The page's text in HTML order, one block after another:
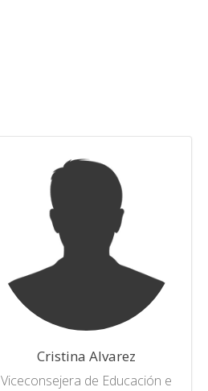
Cristina Alvarez
Viceconsejera de Educación e